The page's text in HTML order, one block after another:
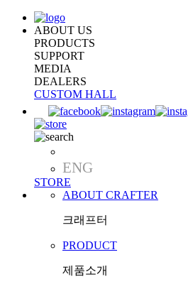
ABOUT US
PRODUCTS
SUPPORT
MEDIA
DEALERS
CUSTOM HALL
ENG
STORE
ABOUT CRAFTER
크래프터
PRODUCT
제품소개